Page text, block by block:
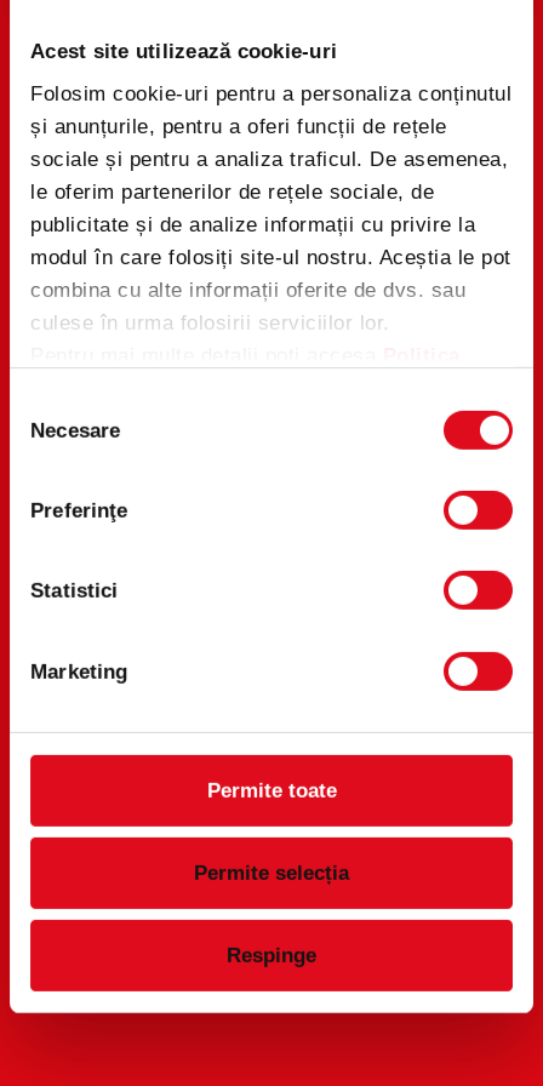
Acest site utilizează cookie-uri
Folosim cookie-uri pentru a personaliza conținutul
și anunțurile, pentru a oferi funcții de rețele
sociale și pentru a analiza traficul. De asemenea,
le oferim partenerilor de rețele sociale, de
publicitate și de analize informații cu privire la
modul în care folosiți site-ul nostru. Aceștia le pot
combina cu alte informații oferite de dvs. sau
culese în urma folosirii serviciilor lor.
Confidentialitate
consimțământului
Necesare
Preferinţe
Statistici
Marketing
Permite toate
Permite selecția
Respinge
1x
Un an fără griji la
cumpărături
(constând în 12 vouchere
a 500 lei fiecare)
5x
Aparat de gătit
500x
cumpărături
*Imaginile premiilor sunt cu titlu de prezentare
CUMPĂRĂ
formularul de mai jos
tragere la sorți
și Coca-Cola gust de Lămâie
Verde îți aduc șanse
01.10.2025 - 31.10.2025
VEZI CÂȘTIGĂTORII